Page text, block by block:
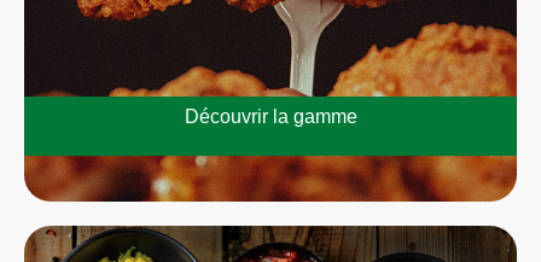
Découvrir la gamme